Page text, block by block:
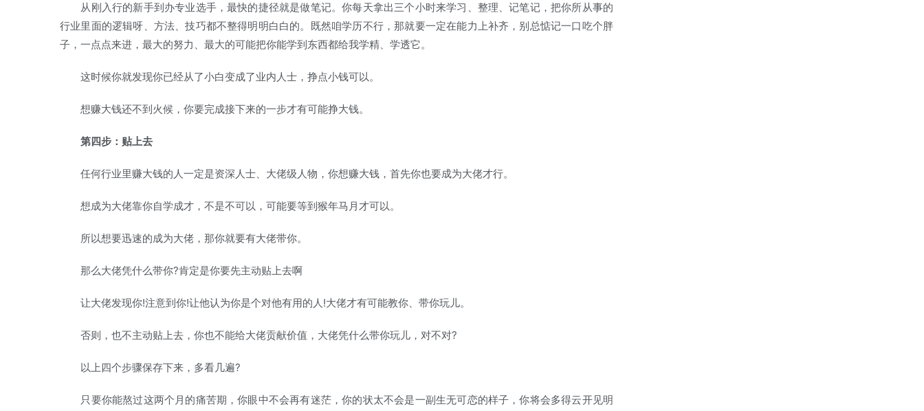
从刚入行的新手到办专业选手，最快的捷径就是做笔记。你每天拿出三个小时来学习、整理、记笔记，把你所从事的
行业里面的逻辑呀、方法、技巧都不整得明明白白的。既然咱学历不行，那就要一定在能力上补齐，别总惦记一口吃个胖
子，一点点来进，最大的努力、最大的可能把你能学到东西都给我学精、学透它。
这时候你就发现你已经从了小白变成了业内人士，挣点小钱可以。
想赚大钱还不到火候，你要完成接下来的一步才有可能挣大钱。
第四步：贴上去
任何行业里赚大钱的人一定是资深人士、大佬级人物，你想赚大钱，首先你也要成为大佬才行。
想成为大佬靠你自学成才，不是不可以，可能要等到猴年马月才可以。
所以想要迅速的成为大佬，那你就要有大佬带你。
那么大佬凭什么带你?肯定是你要先主动贴上去啊
让大佬发现你!注意到你!让他认为你是个对他有用的人!大佬才有可能教你、带你玩儿。
否则，也不主动贴上去，你也不能给大佬贡献价值，大佬凭什么带你玩儿，对不对?
以上四个步骤保存下来，多看几遍?
只要你能熬过这两个月的痛苦期，你眼中不会再有迷茫，你的状太不会是一副生无可恋的样子，你将会多得云开见明